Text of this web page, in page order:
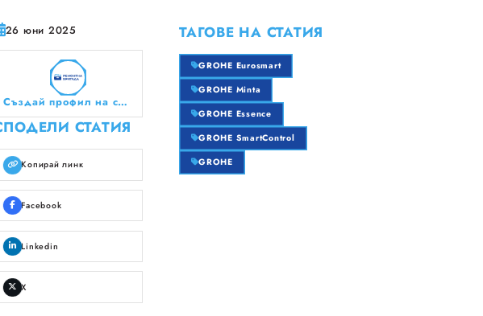
26 юни 2025
Създай профил на своя строителен бизнес тук безплатно!
СТАТИЯ
Копирай линк
Facebook
Linkedin
X
ТАГОВЕ НА СТАТИЯ
GROHE Eurosmart
GROHE Minta
GROHE Essence
GROHE SmartControl
GROHE